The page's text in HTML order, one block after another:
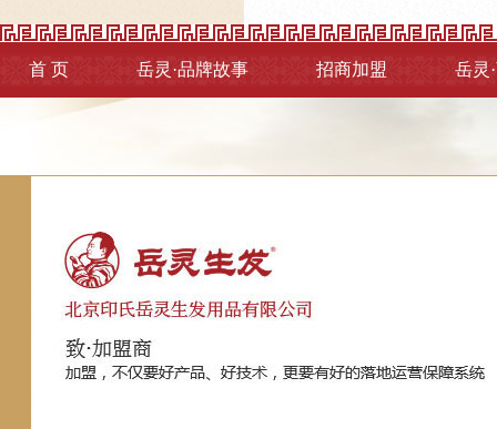
首 页 岳灵·品牌故事 招商加盟 岳灵